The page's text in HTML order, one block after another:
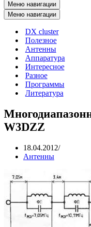
Меню навигации
Меню навигации
DX cluster
Полезное
Антенны
Аппаратура
Интересное
Разное
Программы
Литература
W3DZZ
18.04.2012
Антенны